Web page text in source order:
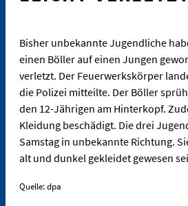
Bisher unbekannte Jugendliche
einen Böller auf einen Jungen
verletzt. Der Feuerwerkskörper
die Polizei mitteilte. Der Böller
den 12-Jährigen am Hinterkopf.
Kleidung beschädigt. Die drei
Samstag in unbekannte Richtung.
alt und dunkel gekleidet gewesen
Quelle: dpa